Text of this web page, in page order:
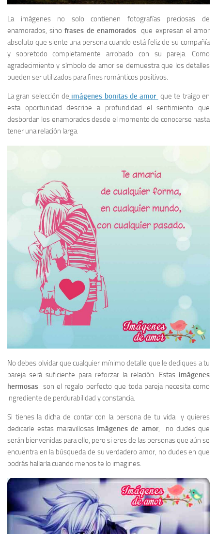
La imágenes no solo contienen fotografías preciosas de
enamorados, sinofrases de enamorados que expresan el amor
absoluto que siente una persona cuando está feliz de su compañía
y sobretodo completamente arrobado con su pareja. Como
agradecimiento y símbolo de amor se demuestra que los detalles
pueden ser utilizados para fines románticos positivos.
La gran selección de imágenes bonitas de amor que te traigo en
esta oportunidad describe a profundidad el sentimiento que
desbordan los enamorados desde el momento de conocerse hasta
tener una relación larga.
No debes olvidar que cualquier mínimo detalle que le dediques a tu
pareja será suficiente para reforzar la relación. Estas imágenes
hermosas son el regalo perfecto que toda pareja necesita como
ingrediente de perdurabilidad y constancia.
Si tienes la dicha de contar con la persona de tu vida y quieres
dedicarle estas maravillosas imágenes de amor,
no dudes que
serán bienvenidas para ello, pero si eres de las personas que aún se
encuentra en la búsqueda de su verdadero amor, no dudes en que
podrás hallarla cuando menos te lo imagines.